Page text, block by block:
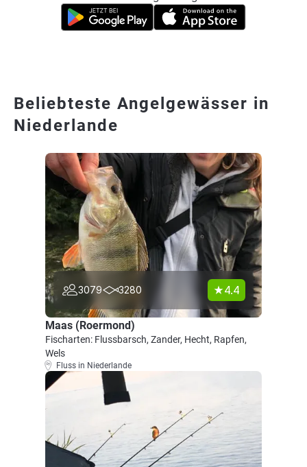
Beliebteste Angelgewässer in
Niederlande
3079 3280 4.4
Maas (Roermond)
Fischarten: Flussbarsch, Zander, Hecht, Rapfen,
Wels
Fluss in Niederlande